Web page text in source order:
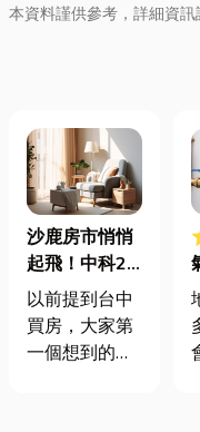
本資料謹供參考，詳細資訊
沙鹿房市悄悄
起飛！中科2
期＋台積電效
應發酵，現在
很多人開始看
以前提到台中
買房，大家第
一個想到的大